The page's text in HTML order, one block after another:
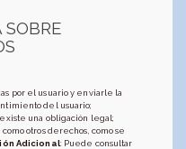
por el usuario y enviarle la
del usuario;
una obligación legal;
otros derechos, como se
Adicional: Puede consultar